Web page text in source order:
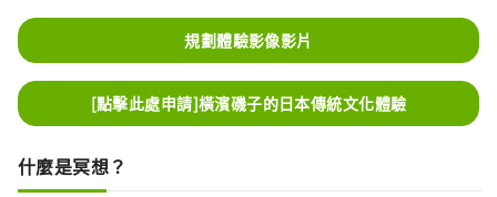
◆申請條件 ① 16歲以上居住或造訪日本的外國
費） ② 能在官方Instagram上宣傳並在自己的
SNS上發布體驗影片的人 ③ 能夠配合簡單的網路
調查的人 ◆申請截止日期 直到每個試用計畫前 3
規劃體驗影像影片
[點擊此處申請]橫濱磯子的日本傳統文化體驗
什麼是冥想？